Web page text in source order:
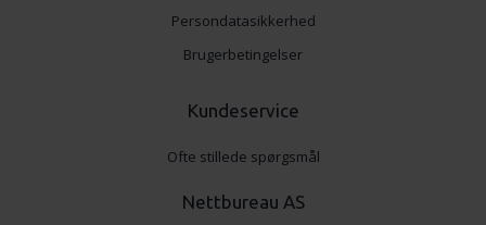
Persondatasikkerhed
Brugerbetingelser
Kundeservice
Ofte stillede spørgsmål
Nettbureau AS